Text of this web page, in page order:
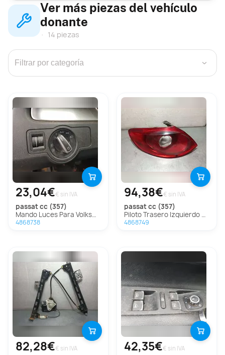
Ver más piezas del vehículo
donante
14 piezas
›
23,04€€ sin IVA
passat cc (357)
Mando Luces Para Volkswagen Passat Cc
4868738
94,38€€ sin IVA
passat cc (357)
Piloto Trasero Izquierdo Para Volkswagen Passat Cc
4868749
82,28€€ sin IVA 42,35€€ sin IVA